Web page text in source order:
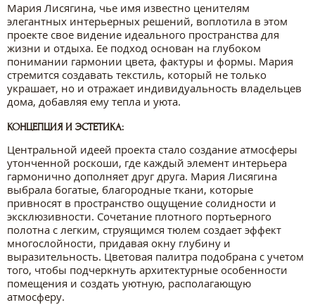
Мария Лисягина, чье имя известно ценителям
элегантных интерьерных решений, воплотила в этом
проекте свое видение идеального пространства для
жизни и отдыха. Ее подход основан на глубоком
понимании гармонии цвета, фактуры и формы. Мария
стремится создавать текстиль, который не только
украшает, но и отражает индивидуальность владельцев
дома, добавляя ему тепла и уюта.
КОНЦЕПЦИЯ И ЭСТЕТИКА:
Центральной идеей проекта стало создание атмосферы
утонченной роскоши, где каждый элемент интерьера
гармонично дополняет друг друга. Мария Лисягина
выбрала богатые, благородные ткани, которые
привносят в пространство ощущение солидности и
эксклюзивности. Сочетание плотного портьерного
полотна с легким, струящимся тюлем создает эффект
многослойности, придавая окну глубину и
выразительность. Цветовая палитра подобрана с учетом
того, чтобы подчеркнуть архитектурные особенности
помещения и создать уютную, располагающую
атмосферу.